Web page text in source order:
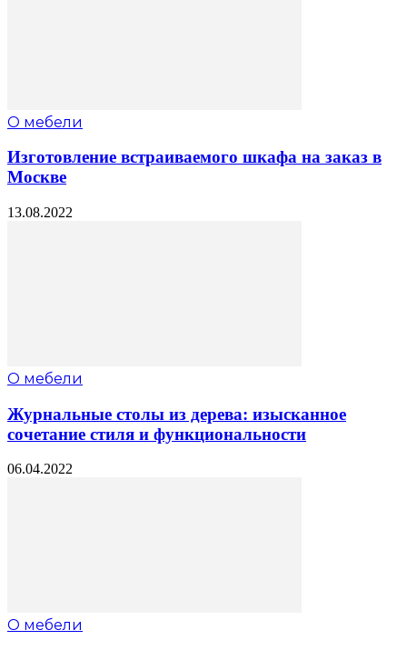
О мебели
Изготовление встраиваемого шкафа на заказ в
Москве
13.08.2022
О мебели
Журнальные столы из дерева: изысканное
сочетание стиля и функциональности
06.04.2022
О мебели